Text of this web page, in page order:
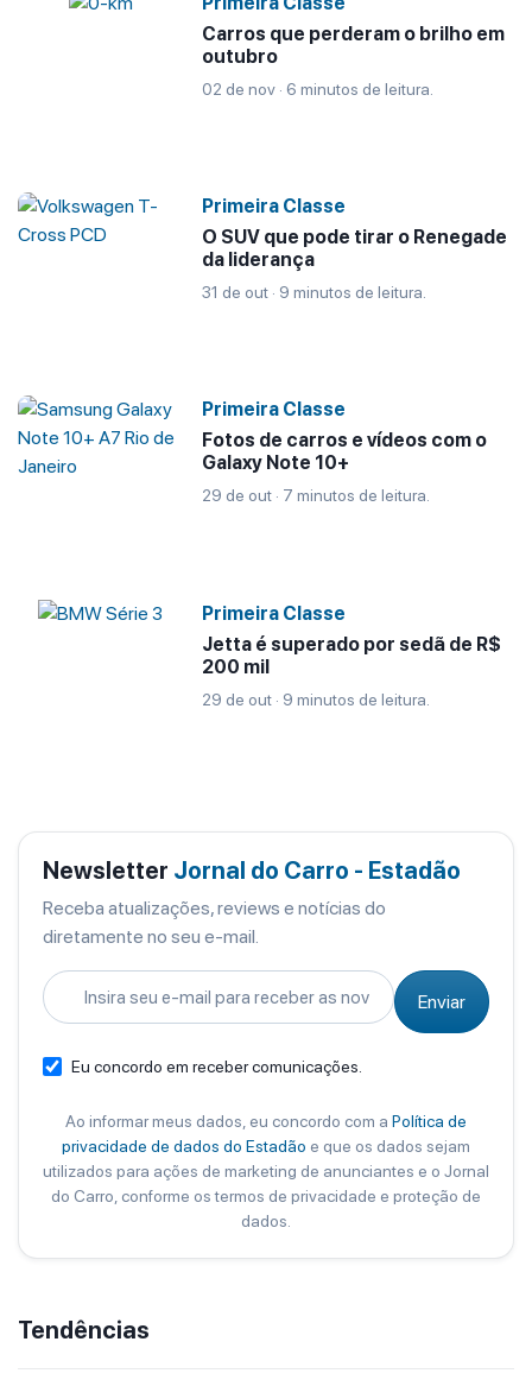
Carros que perderam o brilho em
outubro
02 de nov · 6 minutos de leitura.
Primeira Classe
O SUV que pode tirar o Renegade
da liderança
31 de out · 9 minutos de leitura.
Primeira Classe
Fotos de carros e vídeos com o
Galaxy Note 10+
29 de out · 7 minutos de leitura.
Primeira Classe
Jetta é superado por sedã de R$
200 mil
29 de out · 9 minutos de leitura.
Newsletter Jornal do Carro - Estadão
Receba atualizações, reviews e notícias do
diretamente no seu e-mail.
Enviar
Eu concordo em receber comunicações.
Ao informar meus dados, eu concordo com a Política de
privacidade de dados do Estadão e que os dados sejam
utilizados para ações de marketing de anunciantes e o Jornal
do Carro, conforme os termos de privacidade e proteção de
dados.
Tendências